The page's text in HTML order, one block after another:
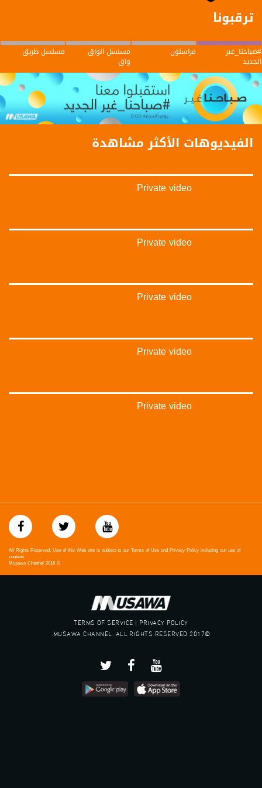
ترقبونا
#صباحنا_غير
الجديد
مراسلون مسلسل الواق
واق
مسلسل طريق
الفيديوهات الأكثر مشاهدة
Private video
Private video
Private video
Private video
Private video
All Rights Reserved. Use of this Web site is subject to our Terms of Use and Privacy Policy including our use of
cookies
©
2016
TERMS OF SERVICE | PRIVACY POLICY
©2017 MUSAWA CHANNEL. ALL RIGHTS RESERVED.